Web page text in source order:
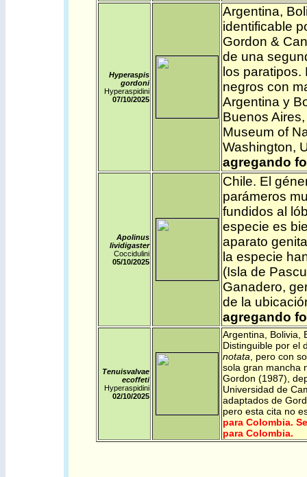
Hyperaspis
gordoni
Hyperaspidini
07/10/2025
Argentina,
identificable
Gordon &
de una
los
negros con
Argentina y
Buenos
Museum of
Washington,
agregando
Apolinus
lividigaster
Coccidulini
05/10/2025
Chile. El
parámeros
fundidos al
especie es
aparato
la especie
(Isla de
Ganadero,
de la
agregando
Tenuisvalvae
ecoffeti
Hyperaspidini
02/10/2025
Argentina Bolivia
Distinguible por el
notata , pero con
sola gran mancha
Gordon (1987),
Universidad de
adaptados de
pero esta cita no
para Colombia.
para Colombia.